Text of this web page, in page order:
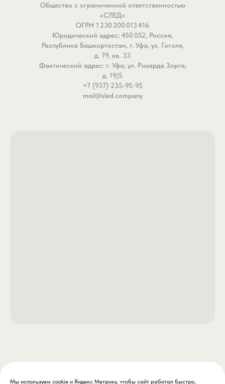
Общество с ограниченной ответственностью
«СЛЕД»
ОГРН 1 230 200 013 416
Юридический адрес: 450 052, Россия,
Республика Башкортостан, г. Уфа, ул. Гоголя,
д. 79, кв. 33
Фактический адрес: г. Уфа, ул. Рихарда Зорге,
д. 19/5
+7 (937) 235-95-95
mail@sled.company
Мы используем cookie и Яндекс Метрику, чтобы сайт работал быстро,